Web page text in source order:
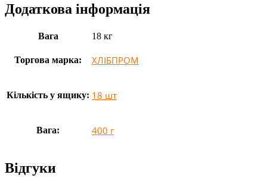
Додаткова інформація
Вага 18 кг
Торгова марка: ХЛІБПРОМ
Кількість у ящику: 18 шт
Вага: 400 г
Відгуки